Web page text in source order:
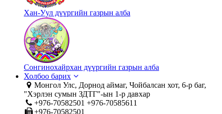
Хан-Уул дүүргийн газрын алба
Сонгинохайрхан дүүргийн газрын алба
Холбоо барих
Монгол Улс, Дорнод аймаг, Чойбалсан хот, 6-р баг,
"Хэрлэн сумын ЗДТГ"-ын 1-р давхар
+976-70582501 +976-70585611
+976-70582501